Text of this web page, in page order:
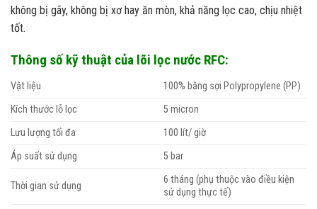
không bị gãy, không bị xơ hay ăn mòn, khả năng lọc cao, chịu nhiệt
tốt.
Thông số kỹ thuật của lõi lọc nước RFC:
Vật liệu
100% bằng sợi Polypropylene (PP)
Kích thước lỗ lọc
5 micron
Lưu lượng tối đa
100 lít/ giờ
Áp suất sử dụng
5 bar
Thời gian sử dụng
6 tháng (phụ thuộc vào điều kiện
sử dụng thực tế)